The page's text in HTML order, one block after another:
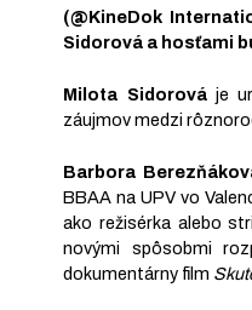
(@KineDok
Sidorová a hosťami
Milota Sidorováje
záujmov medzi
Barbora
BBAA na UPV vo
ako režisérka alebo
novými spôsobmi
dokumentárny film